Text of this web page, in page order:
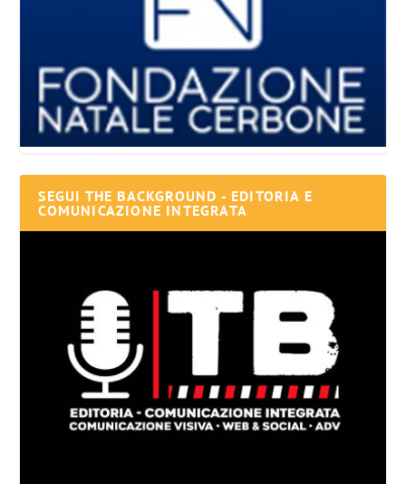
SEGUI THE BACKGROUND - EDITORIA E
COMUNICAZIONE INTEGRATA